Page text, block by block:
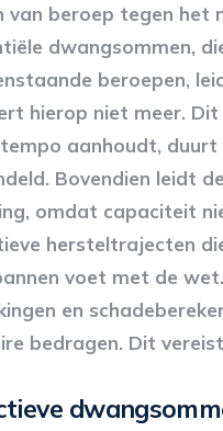
van beroep tegen het
dwangsommen,
beroepen,
hierop niet meer.
aanhoudt,
Bovendien leidt
omdat capaciteit
hersteltrajecten
voet met de
en
bedragen. Dit